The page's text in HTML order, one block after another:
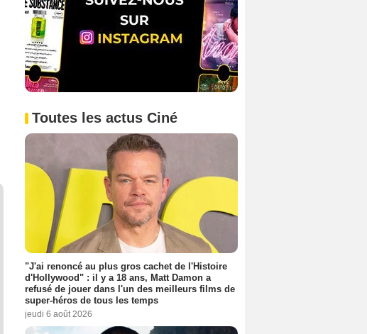
Toutes les actus Ciné
"J'ai renoncé au plus gros cachet de l'Histoire
d'Hollywood" : il y a 18 ans, Matt Damon a
refusé de jouer dans l'un des meilleurs films de
super-héros de tous les temps
jeudi 6 août 2026